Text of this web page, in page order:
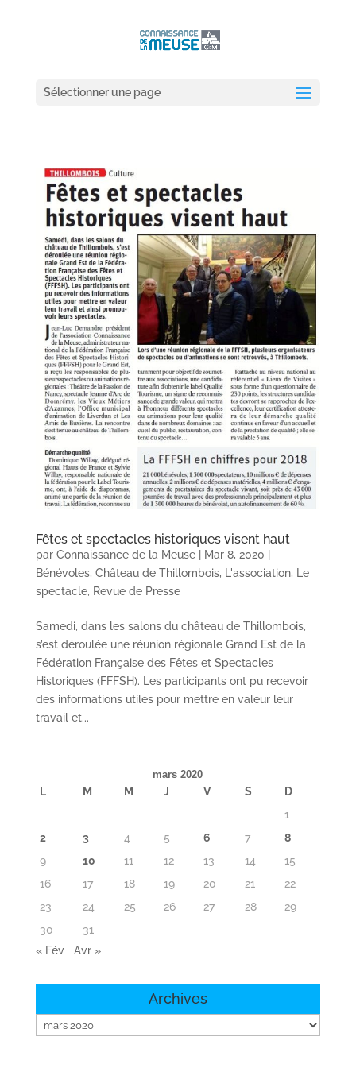
Sélectionner une page
Fêtes et spectacles historiques visent haut
par Connaissance de la Meuse| Mar 8, 2020
Bénévoles, Château de Thillombois, L'association,
Le
spectacle, Revue de Presse
Samedi, dans les salons du château de Thillombois,
s’est déroulée une réunion régionale Grand Est de la
Fédération Française des Fêtes et Spectacles
Historiques (FFFSH). Les participants ont pu recevoir
des informations utiles pour mettre en valeur leur
travail et...
mars 2020
L M M J V S
D
1
2
3 4 5 6 7
8
9
10 11 12 13 14
15
16
17 18 19 20 21
22
23
24 25 26 27 28
29
30
31
« Fév
Avr »
Archives
Archives